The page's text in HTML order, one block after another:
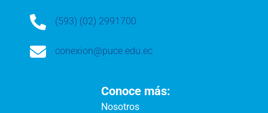
 (593) (02) 2991700
 conexion@puce.edu.ec
Conoce más:
Nosotros